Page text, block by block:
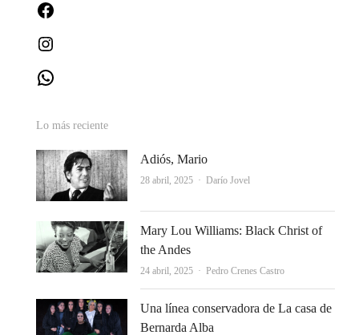
Lo más reciente
Adiós, Mario
28 abril, 2025 Autor
Darío Jovel
Mary Lou Williams: Black Christ of
the Andes
24 abril, 2025 Autor
Pedro Crenes Castro
Una línea conservadora de La casa de
Bernarda Alba